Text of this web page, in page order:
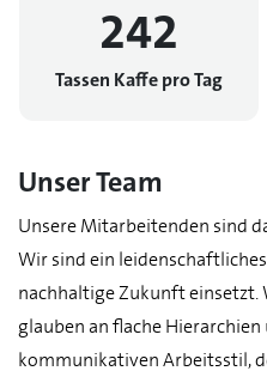
242
Tassen Kaffe pro Tag
Unser Team
Unsere Mitarbeitenden sind
Wir sind ein
nachhaltige Zukunft einsetzt.
glauben an flache
kommunikativen Arbeitsstil,